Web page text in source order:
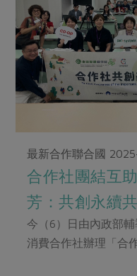
畜產肉類
水畜加工品
調理食材・點心
調味醬料/南北貨
保健食品
居家好物
美妝保養
家庭清潔
料理方式
烘焙．點心
醬料
主題食譜
合作25-經典快閃最後一週
合作25-精選產品第四彈
合作25-精選產品第三彈
更多當季產品
議題活動
主婦聯盟X樂齡網特約優惠
30%rPET紅烏龍茶
2024農業發展計畫年度報
更多議題活動
廚房瑜伽
關注議題
減硝酸鹽
非基改運動
廢核運動
減添加物
公益金
更多議題
生活者e週報
產品檢驗
自主把關
檢驗報告
社員權益
合作社法規
社務專區
選舉專區
最新合作聯合國
合作社團結互
芳：共創永續
今（6）日由內政部
消費合作社辦理「合